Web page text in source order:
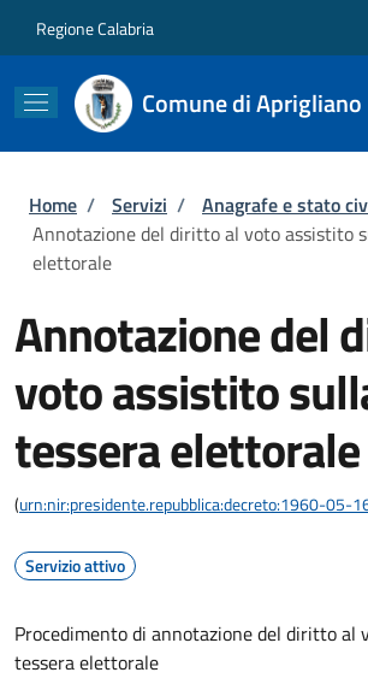
Regione Calabria
Comune di Aprigliano
Briciole di pane
Home / Servizi / Anagrafe e stato
Annotazione del diritto al voto assistito
elettorale
Annotazione del
voto assistito
tessera elettorale
(urn:nir:presidente.repubblica:decreto:1960-05-
Servizio attivo
Procedimento di annotazione del diritto al
tessera elettorale